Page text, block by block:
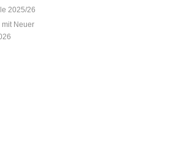
2025/26
mit Neuer